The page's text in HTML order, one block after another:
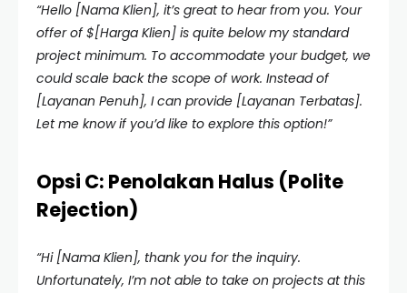
“Hello [Nama Klien], it’s great to hear from you. Your
offer of $[Harga Klien] is quite below my standard
project minimum. To accommodate your budget, we
could scale back the scope of work. Instead of
[Layanan Penuh], I can provide [Layanan Terbatas].
Let me know if you’d like to explore this option!”
Opsi C: Penolakan Halus (Polite
Rejection)
“Hi [Nama Klien], thank you for the inquiry.
Unfortunately, I’m not able to take on projects at this